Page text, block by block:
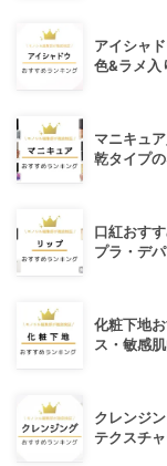
アイシャ
色&ラメ入
マニキュ
乾タイプ
口紅おす
プラ・デ
化粧下地
ス・敏感
クレンジ
テクスチ